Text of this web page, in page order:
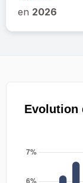
en 2026
Evolution